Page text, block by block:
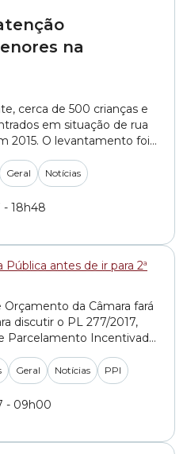
na
cerca de 500 crianças e
em situação de rua
2015. O levantamento foi
realizado pela Secretaria de
em parceria com a Fipe
Econômicas). O
Geral Notícias
- 18h48
da Câmara fará
discutir o PL 277/2017,
Parcelamento Incentivado
tem o objetivo de
flexíveis de pagamento, a
contribuintes contraídas
Geral Notícias PPI
- 09h00